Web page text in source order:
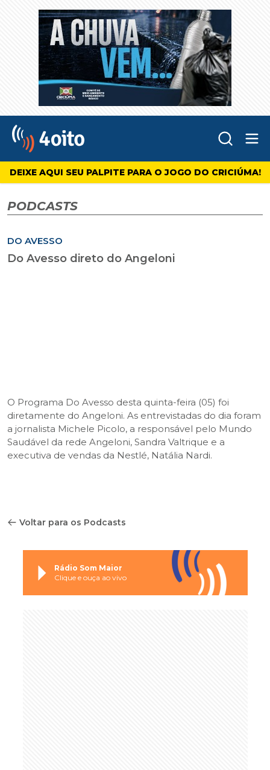
4oito
DEIXE AQUI SEU PALPITE PARA O JOGO DO CRICIÚMA!
PODCASTS
DO AVESSO
Do Avesso direto do Angeloni
O Programa Do Avesso desta quinta-feira (05) foi
diretamente do Angeloni. As entrevistadas do dia foram
a jornalista Michele Picolo, a responsável pelo Mundo
Saudável da rede Angeloni, Sandra Valtrique e a
executiva de vendas da Nestlé, Natália Nardi.
Voltar para os Podcasts
Rádio Som Maior
Clique e ouça ao vivo